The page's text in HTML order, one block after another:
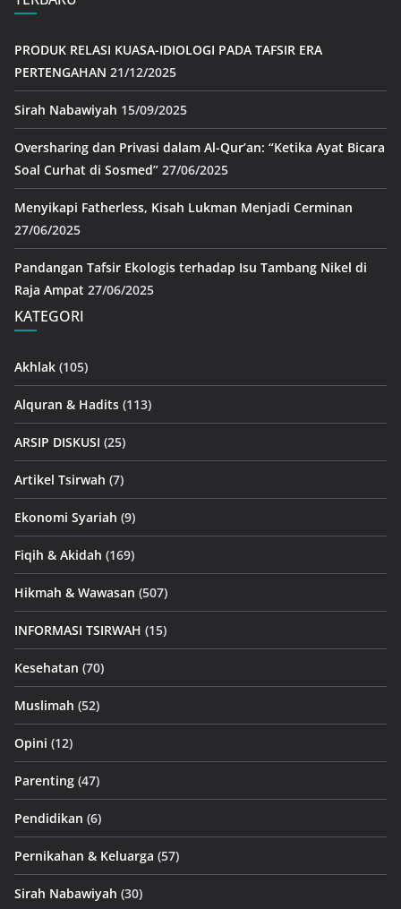
PRODUK RELASI KUASA-IDIOLOGI PADA TAFSIR ERA
PERTENGAHAN 21/12/2025
Sirah Nabawiyah 15/09/2025
Oversharing dan Privasi dalam Al-Qur’an: “Ketika Ayat Bicara
Soal Curhat di Sosmed” 27/06/2025
Menyikapi Fatherless, Kisah Lukman Menjadi Cerminan
27/06/2025
Pandangan Tafsir Ekologis terhadap Isu Tambang Nikel di
Raja Ampat 27/06/2025
KATEGORI
Akhlak (105)
Alquran & Hadits (113)
ARSIP DISKUSI (25)
Artikel Tsirwah (7)
Ekonomi Syariah (9)
Fiqih & Akidah (169)
Hikmah & Wawasan (507)
INFORMASI TSIRWAH (15)
Kesehatan (70)
Muslimah (52)
Opini (12)
Parenting (47)
Pendidikan (6)
Pernikahan & Keluarga (57)
Sirah Nabawiyah (30)